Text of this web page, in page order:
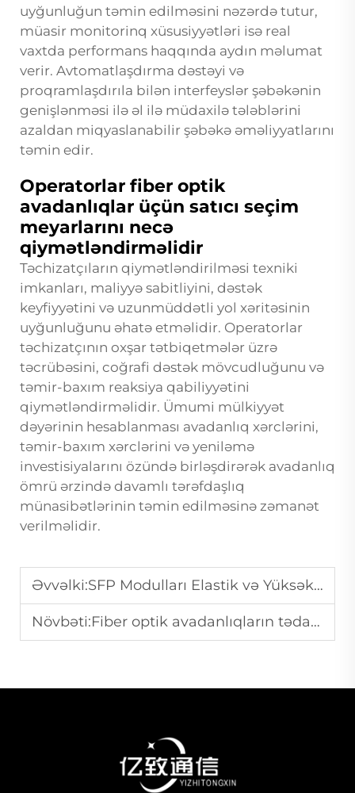
uyğunluğun təmin edilməsini nəzərdə tutur,
müasir monitorinq xüsusiyyətləri isə real
vaxtda performans haqqında aydın məlumat
verir. Avtomatlaşdırma dəstəyi və
proqramlaşdırıla bilən interfeyslər şəbəkənin
genişlənməsi ilə əl ilə müdaxilə tələblərini
azaldan miqyaslanabilir şəbəkə əməliyyatlarını
təmin edir.
Operatorlar fiber optik
avadanlıqlar üçün satıcı seçim
meyarlarını necə
qiymətləndirməlidir
Təchizatçıların qiymətləndirilməsi texniki
imkanları, maliyyə sabitliyini, dəstək
keyfiyyətini və uzunmüddətli yol xəritəsinin
uyğunluğunu əhatə etməlidir. Operatorlar
təchizatçının oxşar tətbiqetmələr üzrə
təcrübəsini, coğrafi dəstək mövcudluğunu və
təmir-baxım reaksiya qabiliyyətini
qiymətləndirməlidir. Ümumi mülkiyyət
dəyərinin hesablanması avadanlıq xərclərini,
təmir-baxım xərclərini və yeniləmə
investisiyalarını özündə birləşdirərək avadanlıq
ömrü ərzində davamlı tərəfdaşlıq
münasibətlərinin təmin edilməsinə zəmanət
verilməlidir.
Əvvəlki:SFP Modulları Elastik və Yüksək Sürətli Şəbəkə Qoşulmalarını Necə Təmin Edir?
Növbəti:Fiber optik avadanlıqların tədarükü zamanı hansı ötürmə standartları vacibdir